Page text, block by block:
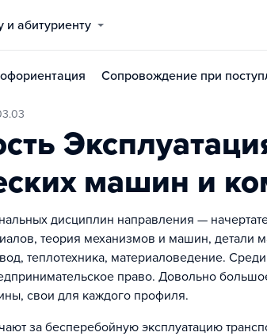
и абитуриенту
Сопровождение при
машин и
дисциплин направления —
теория механизмов и машин, детали
теплотехника, материаловедение.
право. Довольно
свои для каждого профиля.
за бесперебойную эксплуатацию